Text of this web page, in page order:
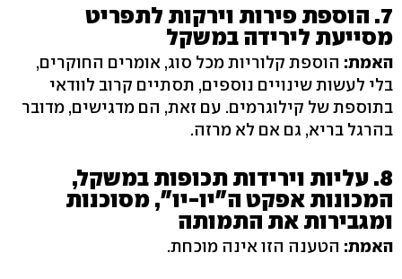
7. הוספת פירות וירקות לתפריט
מסייעת לירידה במשקל
האמת: הוספת קלוריות מכל סוג, אומרים החוקרים,
בלי לעשות שינויים נוספים, תסתיים קרוב לוודאי
בתוספת של קילוגרמים. עם זאת, הם מדגישים, מדובר
בהרגל בריא, גם אם לא מרזה.
8. עליות וירידות תכופות במשקל,
המכונות אפקט ה"יו-יו‭,"‬ מסוכנות
ומגבירות את התמותה
האמת: הטענה הזו אינה מוכחת.